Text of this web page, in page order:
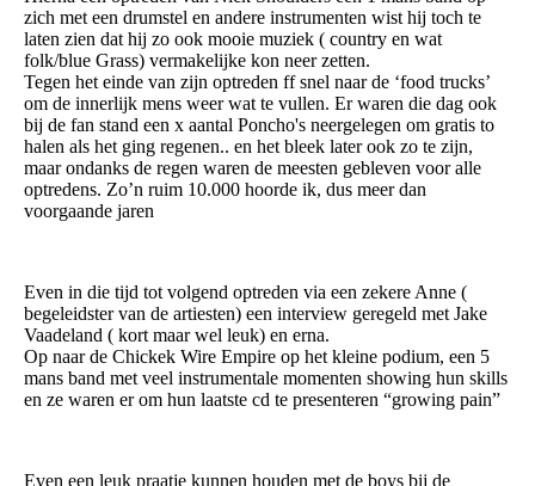
zich met een drumstel en andere instrumenten wist hij toch te
laten zien dat hij zo ook mooie muziek ( country en wat
folk/blue Grass) vermakelijke kon neer zetten.
Tegen het einde van zijn optreden ff snel naar de ‘food trucks’
om de innerlijk mens weer wat te vullen. Er waren die dag ook
bij de fan stand een x aantal Poncho's neergelegen om gratis to
halen als het ging regenen.. en het bleek later ook zo te zijn,
maar ondanks de regen waren de meesten gebleven voor alle
optredens. Zo’n ruim 10.000 hoorde ik, dus meer dan
voorgaande jaren
Even in die tijd tot volgend optreden via een zekere Anne (
begeleidster van de artiesten) een interview geregeld met Jake
Vaadeland ( kort maar wel leuk) en erna.
Op naar de Chickek Wire Empire op het kleine podium, een 5
mans band met veel instrumentale momenten showing hun skills
en ze waren er om hun laatste cd te presenteren “growing pain”
Even een leuk praatje kunnen houden met de boys bij de